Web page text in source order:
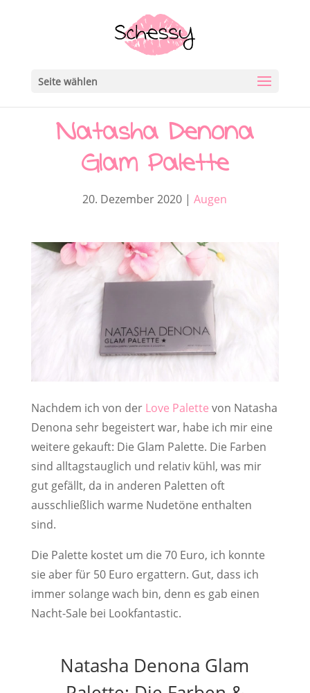
Seite wählen
Natasha Denona
Glam Palette
20. Dezember 2020 |Augen
Nachdem ich von derLove Palette von Natasha
Denona sehr begeistert war, habe ich mir eine
weitere gekauft: Die Glam Palette. Die Farben
sind alltagstauglich und relativ kühl, was mir
gut gefällt, da in anderen Paletten oft
ausschließlich warme Nudetöne enthalten
sind.
Die Palette kostet um die 70 Euro, ich konnte
sie aber für 50 Euro ergattern. Gut, dass ich
immer solange wach bin, denn es gab einen
Nacht-Sale bei Lookfantastic.
Natasha Denona Glam